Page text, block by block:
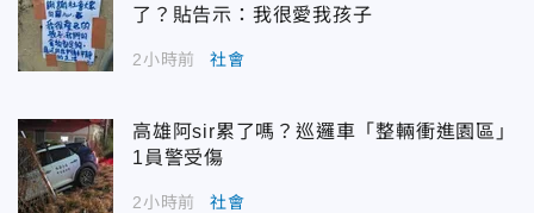
了？貼告示：我很愛我孩子
2小時前 社會
高雄阿sir累了嗎？巡邏車「整輛衝進園區」
1員警受傷
2小時前 社會